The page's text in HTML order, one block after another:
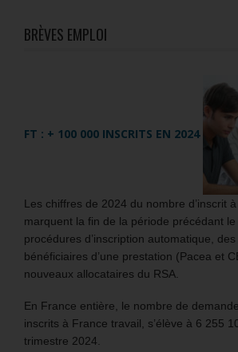
BRÈVES EMPLOI
FT : + 100 000 INSCRITS EN 2024
Les chiffres de 2024 du nombre d’inscrit
marquent la fin de la période précédant
procédures d’inscription automatique,
bénéficiaires d’une prestation (Pacea et
nouveaux allocataires du RSA.
En France entière, le nombre de
inscrits à France travail, s’élève à 6 255
trimestre 2024.